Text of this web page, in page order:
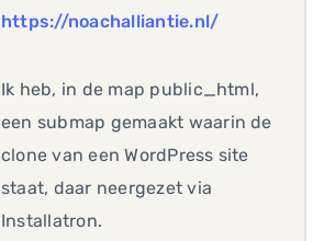
https://noachalliantie.nl/
Ik heb, in de map public_html,
een submap gemaakt waarin de
clone van een WordPress site
staat, daar neergezet via
Installatron.